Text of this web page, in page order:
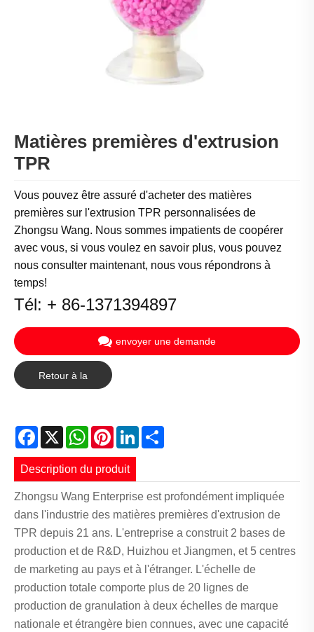
Matières premières d'extrusion
TPR
Vous pouvez être assuré d'acheter des matières
premières sur l'extrusion TPR personnalisées de
Zhongsu Wang. Nous sommes impatients de coopérer
avec vous, si vous voulez en savoir plus, vous pouvez
nous consulter maintenant, nous vous répondrons à
temps!
Tél: + 86-1371394897
envoyer une demande
Retour à la
Facebook
X WhatsApp
PinterestLinkedIn
Description du produit
Zhongsu Wang Enterprise est profondément impliquée
dans l'industrie des matières premières d'extrusion de
TPR depuis 21 ans. L'entreprise a construit 2 bases de
production et de R&D, Huizhou et Jiangmen, et 5 centres
de marketing au pays et à l'étranger. L'échelle de
production totale comporte plus de 20 lignes de
production de granulation à deux échelles de marque
nationale et étrangère bien connues, avec une capacité